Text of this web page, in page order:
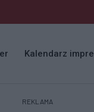
Kalendarz
REKLAMA